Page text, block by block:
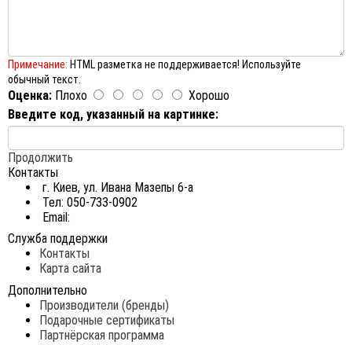
Примечание: HTML разметка не поддерживается! Используйте
обычный текст.
Оценка: Плохо
Хорошо
Введите код, указанный на картинке:
Продолжить
Контакты
г. Киев, ул. Ивана Мазепы 6-а
Тел: 050-733-0902
Email:
Служба поддержки
Контакты
Карта сайта
Дополнительно
Производители (бренды)
Подарочные сертификаты
Партнёрская программа